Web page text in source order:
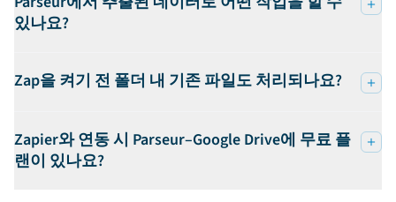
있나요?
Zap을 켜기 전 폴더 내 기존 파일도 처리되나요?
Zapier와 연동 시 Parseur–Google Drive에 무료 플
랜이 있나요?